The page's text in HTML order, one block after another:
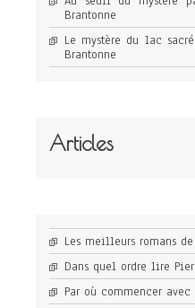
Brantonne
Le mystère du lac
Brantonne
Articles
Les meilleurs romans
Dans quel ordre lire
Par où commencer avec